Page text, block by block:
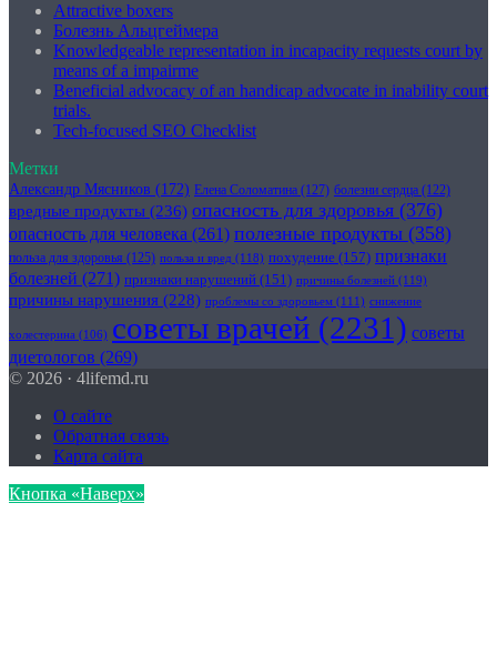
Attractive boxers
Болезнь Альцгеймера
Knowledgeable representation in incapacity requests court by
means of a impairme
Beneficial advocacy of an handicap advocate in inability court
trials.
Tech-focused SEO Checklist
Метки
Александр Мясников (172) Елена Соломатина (127) болезни сердца (122)
вредные продукты (236) опасность для здоровья (376)
опасность для человека (261) полезные продукты (358)
польза для здоровья (125) польза и вред (118) похудение (157) признаки
болезней (271) признаки нарушений (151) причины болезней (119)
причины нарушения (228) проблемы со здоровьем (111) снижение
холестерина (106) советы врачей (2231) советы
диетологов (269)
© 2026 · 4lifemd.ru
О сайте
Обратная связь
Карта сайта
Кнопка «Наверх»